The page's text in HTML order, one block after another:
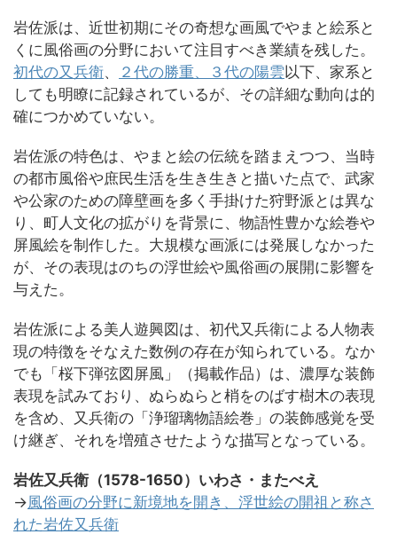
岩佐派は、近世初期にその奇想な画風でやまと絵系と
くに風俗画の分野において注目すべき業績を残した。
初代の又兵衛、 ２代の勝重、３代の陽雲以下、家系と
しても明瞭に記録されているが、その詳細な動向は的
確につかめていない。
岩佐派の特色は、やまと絵の伝統を踏まえつつ、当時
の都市風俗や庶民生活を生き生きと描いた点で、武家
や公家のための障壁画を多く手掛けた狩野派とは異な
り、町人文化の拡がりを背景に、物語性豊かな絵巻や
屏風絵を制作した。大規模な画派には発展しなかった
が、その表現はのちの浮世絵や風俗画の展開に影響を
与えた。
岩佐派による美人遊興図は、初代又兵衛による人物表
現の特徴をそなえた数例の存在が知られている。なか
でも「桜下弾弦図屏風」（掲載作品）は、濃厚な装飾
表現を試みており、ぬらぬらと梢をのばす樹木の表現
を含め、又兵衛の「浄瑠璃物語絵巻」の装飾感覚を受
け継ぎ、それを増殖させたような描写となっている。
岩佐又兵衛（1578-1650）いわさ・またべえ
→風俗画の分野に新境地を開き、浮世絵の開祖と称さ
れた岩佐又兵衛